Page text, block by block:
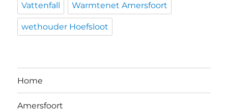
Vattenfall Warmtenet Amersfoort
wethouder Hoefsloot
Home
Amersfoort